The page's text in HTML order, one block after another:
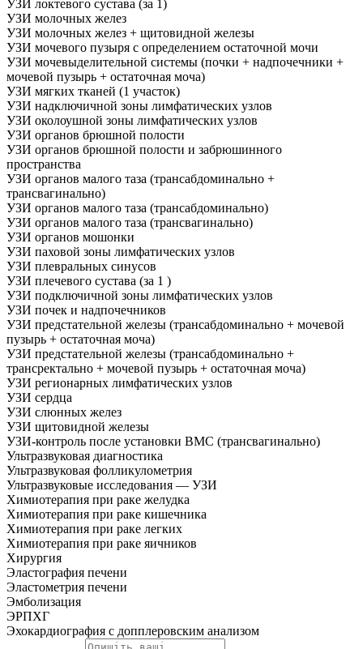
УЗИ локтевого сустава (за 1)
УЗИ молочных желез
УЗИ молочных желез + щитовидной железы
УЗИ мочевого пузыря с определением остаточной мочи
УЗИ мочевыделительной системы (почки + надпочечники +
мочевой пузырь + остаточная моча)
УЗИ мягких тканей (1 участок)
УЗИ надключичной зоны лимфатических узлов
УЗИ околоушной зоны лимфатических узлов
УЗИ органов брюшной полости
УЗИ органов брюшной полости и забрюшинного
пространства
УЗИ органов малого таза (трансабдоминально +
трансвагинально)
УЗИ органов малого таза (трансабдоминально)
УЗИ органов малого таза (трансвагинально)
УЗИ органов мошонки
УЗИ паховой зоны лимфатических узлов
УЗИ плевральных синусов
УЗИ плечевого сустава (за 1 )
УЗИ подключичной зоны лимфатических узлов
УЗИ почек и надпочечников
УЗИ предстательной железы (трансабдоминально + мочевой
пузырь + остаточная моча)
УЗИ предстательной железы (трансабдоминально +
трансректально + мочевой пузырь + остаточная моча)
УЗИ регионарных лимфатических узлов
УЗИ сердца
УЗИ слюнных желез
УЗИ щитовидной железы
УЗИ-контроль после установки ВМС (трансвагинально)
Ультразвуковая диагностика
Ультразвуковая фолликулометрия
Ультразвуковые исследования — УЗИ
Химиотерапия при раке желудка
Химиотерапия при раке кишечника
Химиотерапия при раке легких
Химиотерапия при раке яичников
Хирургия
Эластография печени
Эластометрия печени
Эмболизация
ЭРПХГ
Эхокардиография с допплеровским анализом